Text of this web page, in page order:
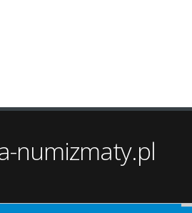
numizmaty.pl